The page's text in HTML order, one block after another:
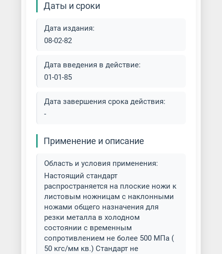
Даты и сроки
Дата издания:
08-02-82
Дата введения в действие:
01-01-85
Дата завершения срока действия:
-
Применение и описание
Область и условия применения:
Настоящий стандарт
распространяется на плоские ножи к
листовым ножницам с наклонными
ножами общего назначения для
резки металла в холодном
состоянии с временным
сопротивлением не более 500 МПа (
50 кгс/мм кв.) Стандарт не